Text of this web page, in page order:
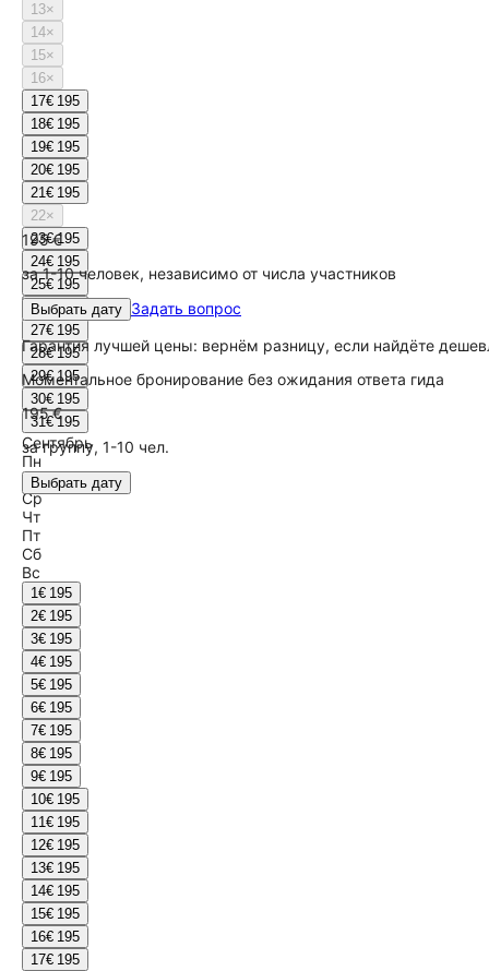
13×
14×
15×
16×
17€ 195
18€ 195
19€ 195
20€ 195
21€ 195
22×
23€ 195
24€ 195
25€ 195
26€ 195
27€ 195
28€ 195
29€ 195
30€ 195
31€ 195
Сентябрь
Пн
Вт
Ср
Чт
Пт
Сб
Вс
1€ 195
2€ 195
3€ 195
4€ 195
5€ 195
6€ 195
7€ 195
8€ 195
9€ 195
10€ 195
11€ 195
12€ 195
13€ 195
14€ 195
15€ 195
16€ 195
17€ 195
195 €
за 1-10 человек, независимо от числа участников
Выбрать дату Задать вопрос
Гарантия лучшей цены: вернём разницу, если найдёте
Моментальное бронирование без ожидания ответа гида
195 €
за группу, 1-10 чел.
Выбрать дату